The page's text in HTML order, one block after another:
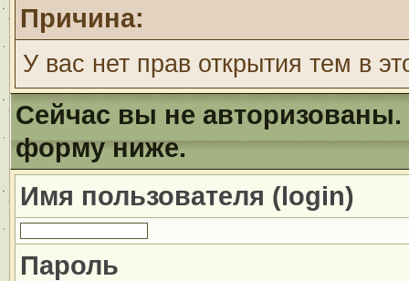
Причина:
У вас нет прав открытия тем в
Сейчас вы не авторизованы.
форму ниже.
Имя пользователя (login)
Пароль